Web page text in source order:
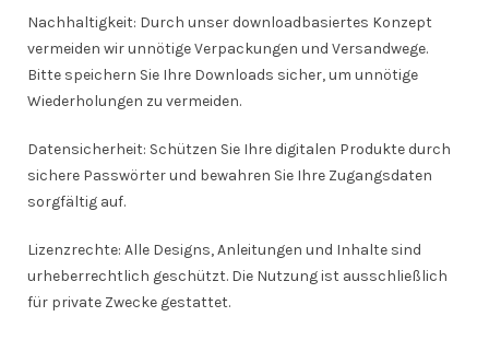
Nachhaltigkeit: Durch unser downloadbasiertes Konzept
vermeiden wir unnötige Verpackungen und Versandwege.
Bitte speichern Sie Ihre Downloads sicher, um unnötige
Wiederholungen zu vermeiden.
Datensicherheit: Schützen Sie Ihre digitalen Produkte durch
sichere Passwörter und bewahren Sie Ihre Zugangsdaten
sorgfältig auf.
Lizenzrechte: Alle Designs, Anleitungen und Inhalte sind
urheberrechtlich geschützt. Die Nutzung ist ausschließlich
für private Zwecke gestattet.